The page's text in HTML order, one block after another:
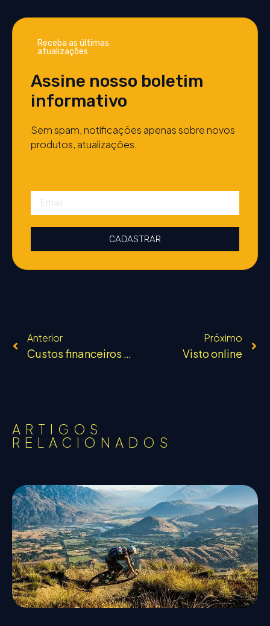
Receba as últimas
atualizações
Assine nosso boletim
informativo
Sem spam, notificações apenas sobre novos
produtos, atualizações.
CADASTRAR
Anterior
Custos financeiros e emocionais
Próximo
Visto online
ARTIGOS
RELACIONADOS